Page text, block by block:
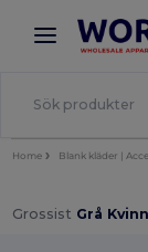
× Bättre
Home Blank kläder |
Grossist Grå